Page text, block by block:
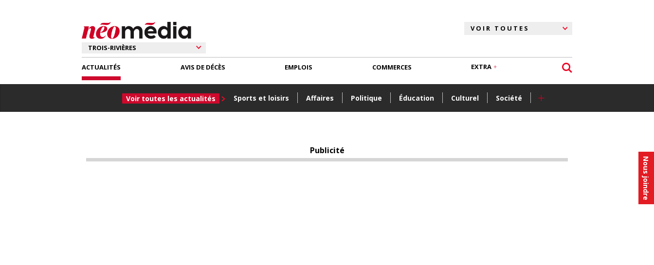
Nous joindre
ACTUALITÉS
Voir toutes les actualités Sports et loisirs Affaires Politique Éducation Culturel Société +
AVIS DE DÉCÈS EMPLOIS COMMERCES EXTRA
Publicité